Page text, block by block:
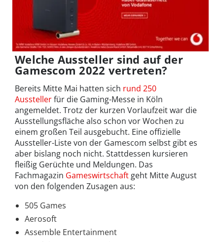
Welche Aussteller sind auf der
Gamescom 2022 vertreten?
Bereits Mitte Mai hatten sich rund 250
Ausstellerfür die Gaming-Messe in Köln
angemeldet. Trotz der kurzen Vorlaufzeit war die
Ausstellungsfläche also schon vor Wochen zu
einem großen Teil ausgebucht. Eine offizielle
Aussteller-Liste von der Gamescom selbst gibt es
aber bislang noch nicht. Stattdessen kursieren
fleißig Gerüchte und Meldungen. Das
Fachmagazin Gameswirtschaft geht Mitte August
von den folgenden Zusagen aus:
505 Games
Aerosoft
Assemble Entertainment